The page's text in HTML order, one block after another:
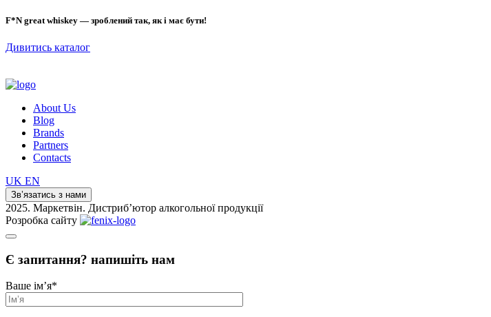
F*N great whiskey — зроблений так, як і має бути!
Дивитись каталог
About Us
Blog
Brands
Partners
Contacts
UK EN
Зв’язатись з нами
2025. Маркетвін. Дистриб’ютор алкогольної продукції
Розробка сайту
Є запитання? напишіть нам
Ваше ім’я*